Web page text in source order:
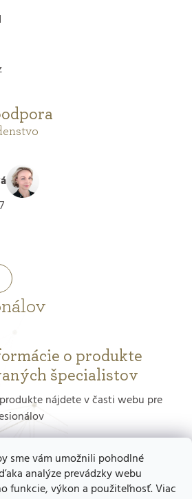
sme vám umožnili pohodlné
analýze prevádzky webu
funkcie, výkon a použiteľnosť. Viac
o produkte
špecialistov
nájdete v časti webu pre
PROFESIONÁLOV
prístup do tohto portálu?